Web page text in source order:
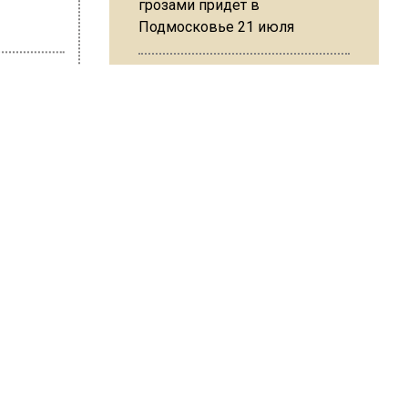
грозами придет в
Подмосковье 21 июля